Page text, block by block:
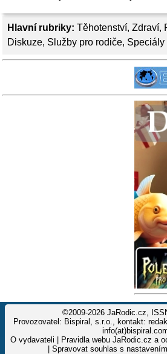
Hlavní rubriky: Těhotenství, Zdraví,
Diskuze, Služby pro rodiče, Speciály
©2009-2026 JaRodic.cz,
Provozovatel: Bispiral, s.r.o., kontakt:
O vydavateli
Pravidla webu JaRodic.cz a
Spravovat souhlas s